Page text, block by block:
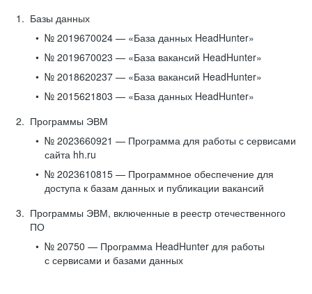
Базы данных
№ 2019670024 — «База данных HeadHunter»
№ 2019670023 — «База вакансий HeadHunter»
№ 2018620237 — «База вакансий HeadHunter»
№ 2015621803 — «База данных HeadHunter»
Программы ЭВМ
№ 2023660921 — Программа для работы с сервисами
сайта hh.ru
№ 2023610815 — Программное обеспечение для
доступа к базам данных и публикации вакансий
Программы ЭВМ, включенные в реестр отечественного
ПО
№ 20750 — Программа HeadHunter для работы
с сервисами и базами данных